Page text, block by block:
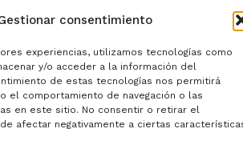
consentimiento
experiencias, utilizamos tecnologías como
y/o acceder a la información del
de estas tecnologías nos permitirá
el comportamiento de navegación o las
en este sitio. No consentir o retirar el
afectar negativamente a ciertas
Lunes a Viernes:
9:00h – 17:00h España